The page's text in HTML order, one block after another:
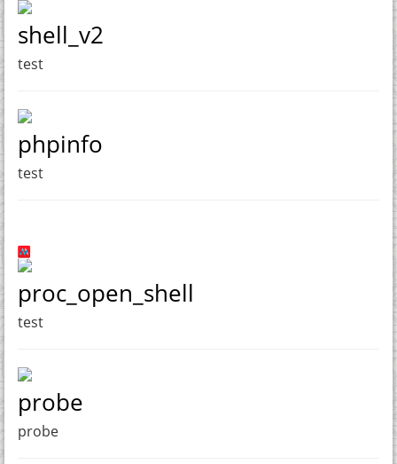
shell_v2
test
phpinfo
test
proc_open_shell
test
probe
probe